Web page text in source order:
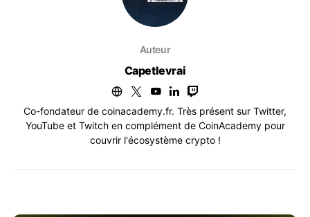
Auteur
Capetlevrai
Co-fondateur de coinacademy.fr. Très présent sur Twitter,
YouTube et Twitch en complément de CoinAcademy pour
couvrir l'écosystème crypto !